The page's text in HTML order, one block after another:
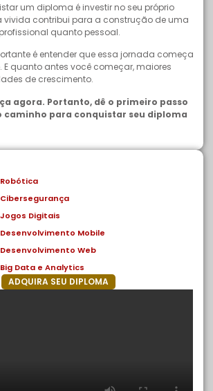
um diploma é investir no seu próprio
vivida contribui para a construção de uma
quanto pessoal.
é entender que essa jornada começa
quanto antes você começar, maiores
de crescimento.
agora. Portanto, dê o primeiro passo
caminho para conquistar seu diploma
Digitais
Mobile
Web
Data e Analytics
ADQUIRA SEU DIPLOMA